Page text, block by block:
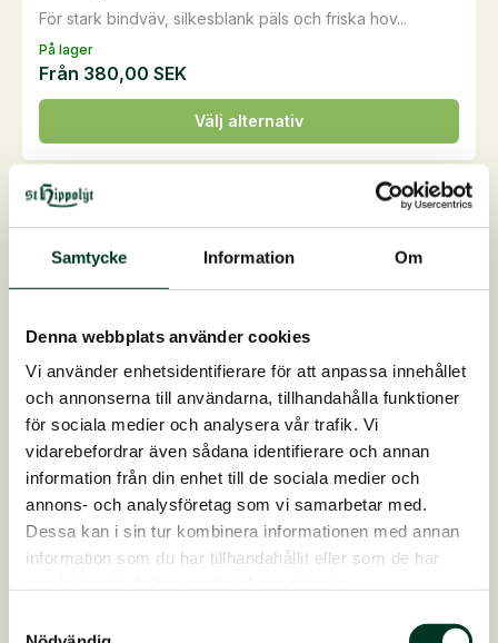
Samtycke Information Om
Denna webbplats använder cookies
Vi använder enhetsidentifierare för att anpassa innehållet
och annonserna till användarna, tillhandahålla funktioner
för sociala medier och analysera vår trafik. Vi
vidarebefordrar även sådana identifierare och annan
information från din enhet till de sociala medier och
annons- och analysföretag som vi samarbetar med.
Dessa kan i sin tur kombinera informationen med annan
information som du har tillhandahållit eller som de har
På lager
För stark bindväv, silkesblank päls och friska hov...
Från 380,00 SEK
Välj alternativ
Den
här
produkten
har
flera
varianter.
alternativen
kan
väljas
på
produktsidan
Flexihink, 17 liter